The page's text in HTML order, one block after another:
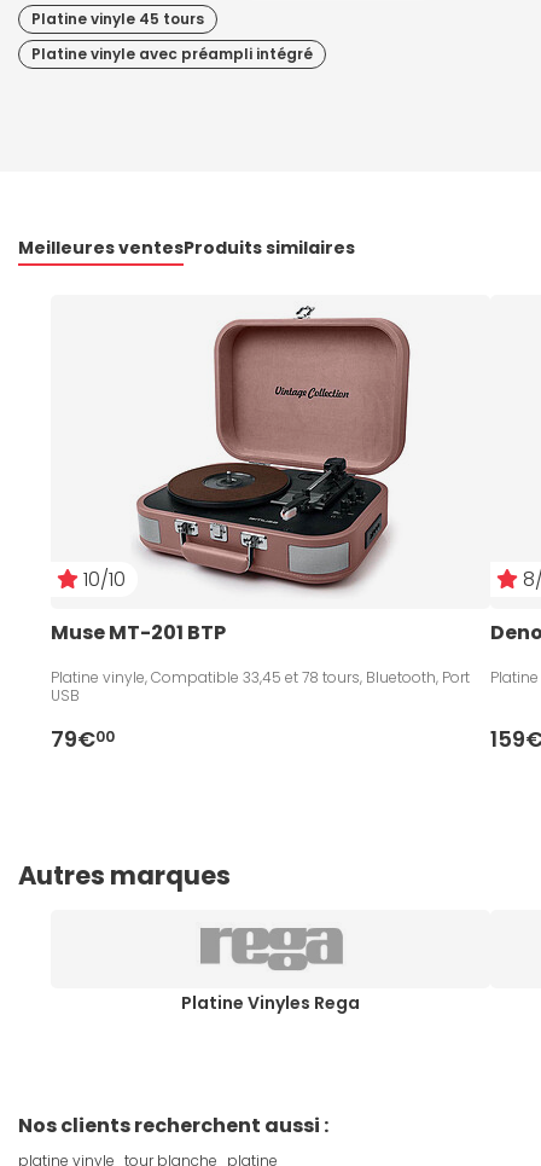
Platine vinyle 45 tours
Platine vinyle avec préampli intégré
Meilleures ventesProduits similaires
10/10
Muse MT-201 BTP
Platine vinyle, Compatible 33,45 et 78 tours, Bluetooth, Port
USB
79€00
Autres marques
Platine Vinyles Rega
Nos clients recherchent aussi :
platine vinyle tour blanche platine